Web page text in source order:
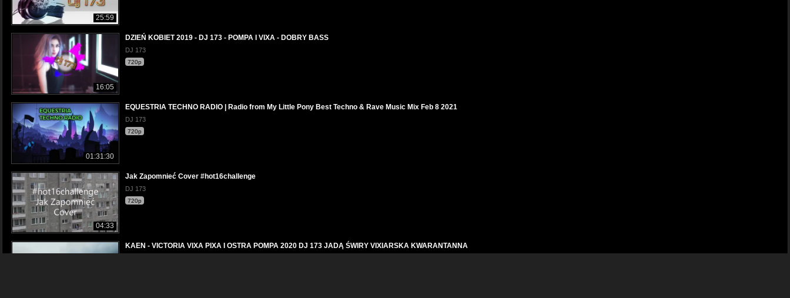
25:59
16:05
DZIEŃ KOBIET 2019 - DJ 173 - POMPA I VIXA - DOBRY BASS
DJ 173
720p
01:31:30
EQUESTRIA TECHNO RADIO | Radio from My Little Pony Best Techno & Rave Music Mix Feb 8 2021
DJ 173
720p
04:33
Jak Zapomnieć Cover #hot16challenge
DJ 173
720p
KAEN - VICTORIA VIXA PIXA I OSTRA POMPA 2020 DJ 173 JADĄ ŚWIRY VIXIARSKA KWARANTANNA